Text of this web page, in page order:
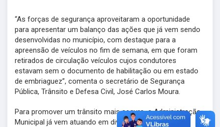
“As forças de segurança aproveitaram a oportunidade
para apresentar um balanço das ações que já vem sendo
desenvolvidas no município, com destaque para a
apreensão de veículos no fim de semana, em que foram
retirados de circulação veículos cujos condutores
estavam sem o documento de habilitação ou em estado
de embriaguez”, comenta o secretário de Segurança
Pública, Trânsito e Defesa Civil, José Carlos Moura.
Para promover um trânsito mais seguro, a Administração
Municipal já vem atuando em diversas frentes: